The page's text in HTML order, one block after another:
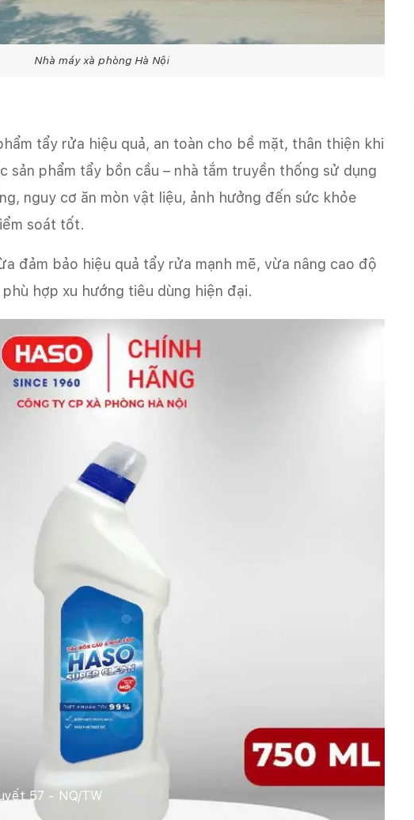
57 - NQ/TW
Nhà máy xà phòng Hà Nội
tẩy rửa hiệu quả, an toàn cho bề mặt, thân thiện khi
sản phẩm tẩy bồn cầu – nhà tắm truyền thống sử dụng
nguy cơ ăn mòn vật liệu, ảnh hưởng đến sức khỏe
soát tốt.
đảm bảo hiệu quả tẩy rửa mạnh mẽ, vừa nâng cao độ
hợp xu hướng tiêu dùng hiện đại.